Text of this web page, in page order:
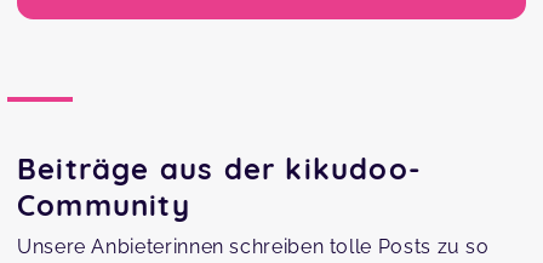
Beiträge aus der kikudoo-
Community
Unsere Anbieterinnen schreiben tolle Posts zu so